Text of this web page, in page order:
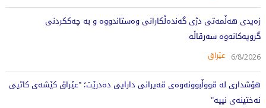
زەیدی هەڵمەتی دژی گەندەڵکارانی وەستاندووە و بە چەککردنی
گروپەکانەوە سەرقاڵە
6/8/2026 عێراق
هۆشداری لە قووڵبوونەوەی قەیرانی دارایی دەدرێت؛ "عێراق کێشەی کاتیی
نەختینەی نییە"